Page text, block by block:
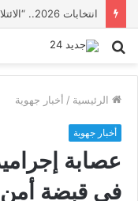
بحث
الرئيسية / أخبار جهوية
أخبار جهوية
عصابة
في قبضة أمن